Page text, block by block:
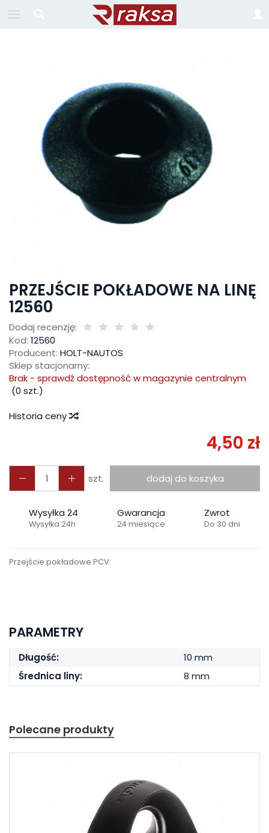
PRZEJŚCIE POKŁADOWE NA LINĘ
12560
Dodaj recenzję:
Kod: 12560
Producent: HOLT-NAUTOS
Sklep stacjonarny:
Brak - sprawdź dostępność w magazynie centralnym
(0 szt.)
Historia ceny
4,50 zł
szt. dodaj do koszyka
Wysyłka 24
Wysyłka 24h
Gwarancja
24 miesiące
Zwrot
Do 30 dni
Przejście pokładowe PCV.
PARAMETRY
Długość:
10 mm
Średnica liny:
8 mm
Polecane produkty